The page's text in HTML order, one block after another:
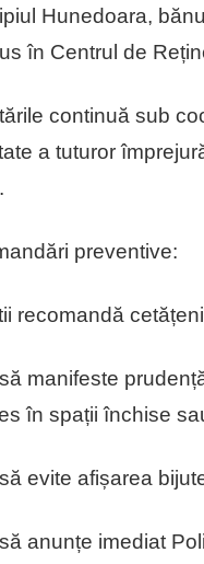
Hunedoara,
în Centrul de
continuă sub
a tuturor
preventive:
recomandă
prudență
în spații închise
afișarea
imediat